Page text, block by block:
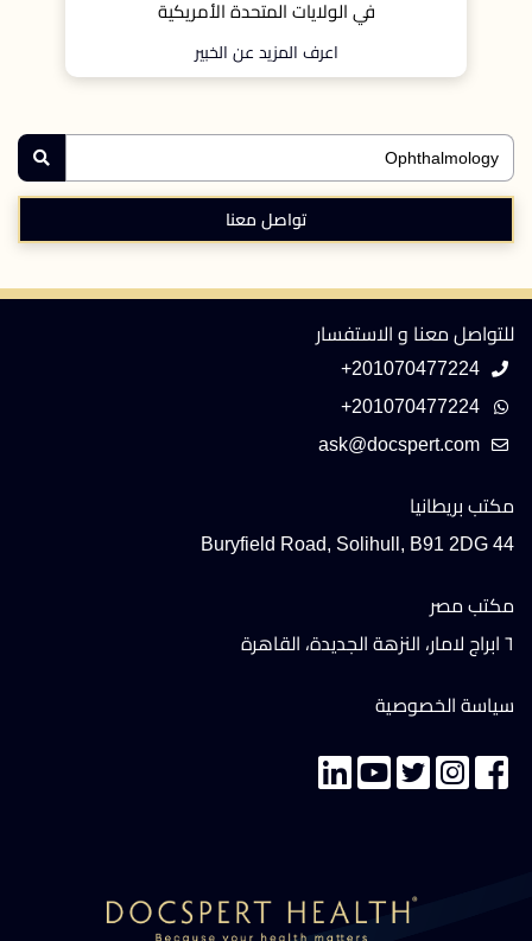
نيويورك، الولايات المتحدة
تواصل معنا
للتواصل معنا و الاستفسار
+201070477224
+201070477224
مكتب بريطانيا
44 Buryfield Road, Solihull, B91 2DG
مكتب مصر
٦ ابراج لامار، النزهة الجديدة، القاهرة
سياسة الخصوصية